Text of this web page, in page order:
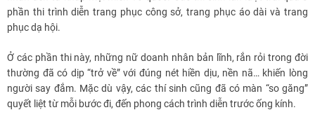
phần thi trình diễn trang phục công sở, trang phục áo dài và trang
phục dạ hội.
Ở các phần thi này, những nữ doanh nhân bản lĩnh, rắn rỏi trong đời
thường đã có dịp “trở về” với đúng nét hiền dịu, nền nã… khiến lòng
người say đắm. Mặc dù vậy, các thí sinh cũng đã có màn “so găng”
quyết liệt từ mỗi bước đi, đến phong cách trình diễn trước ống kính.